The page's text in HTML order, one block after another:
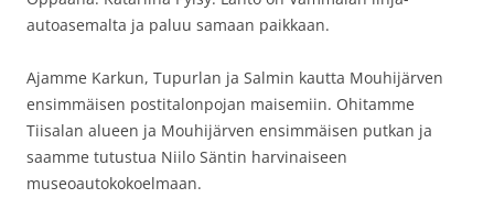
autoasemalta ja paluu samaan paikkaan.
Ajamme Karkun, Tupurlan ja Salmin kautta Mouhijärven
ensimmäisen postitalonpojan maisemiin. Ohitamme
Tiisalan alueen ja Mouhijärven ensimmäisen putkan ja
saamme tutustua Niilo Säntin harvinaiseen
museoautokokoelmaan.